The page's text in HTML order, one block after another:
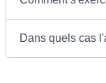
Dans quels cas